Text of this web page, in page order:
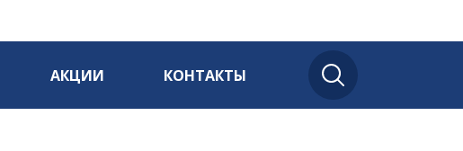
АКЦИИ КОНТАКТЫ